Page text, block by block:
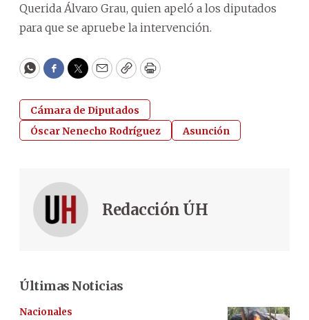
Querida Álvaro Grau, quien apeló a los diputados
para que se apruebe la intervención.
WhatsApp
Facebook
Twitter
EmailCopyPrint
Cámara de Diputados
Óscar Nenecho Rodríguez
Asunción
Redacción ÚH
Últimas Noticias
Nacionales